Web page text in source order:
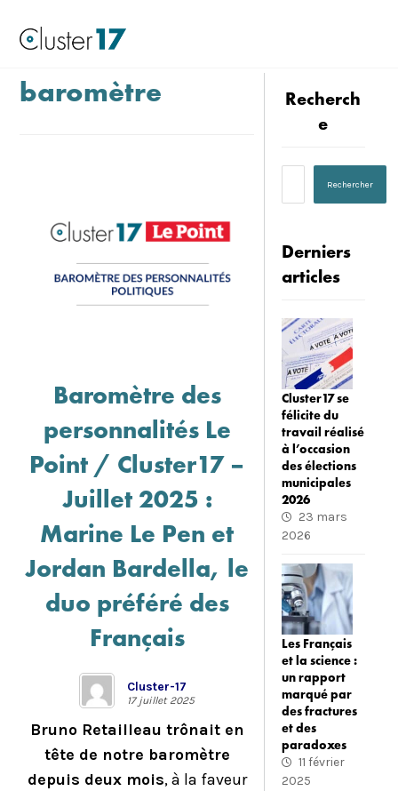
baromètre
Baromètre des
personnalités Le
Point / Cluster17 –
Juillet 2025 :
Marine Le Pen et
Jordan Bardella, le
duo préféré des
Français
Cluster-17
17 juillet 2025
Bruno Retailleau trônait en
tête de notre baromètre
depuis deux mois, à la faveur
Recherch
e
Derniers
articles
Cluster17 se
félicite du
travail réalisé
à l’occasion
des élections
municipales
2026
23 mars
2026
Les Français
et la science :
un rapport
marqué par
des fractures
et des
paradoxes
11 février
2025